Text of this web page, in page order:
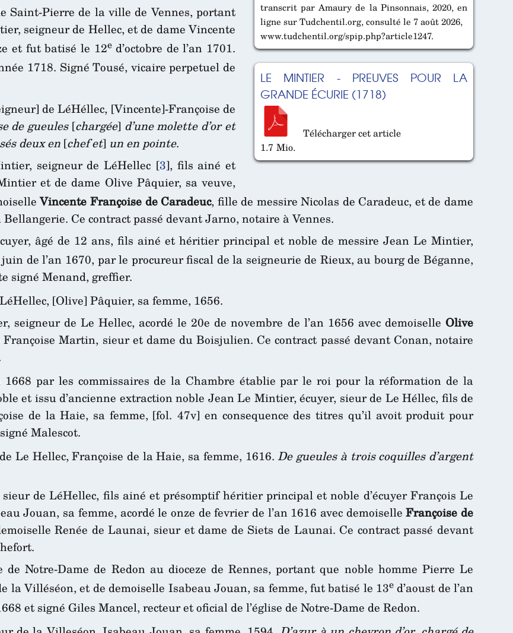
transcrit par Amaury de la Pinsonnais, 2020, en
ligne sur Tudchentil.org, consulté le 7 août 2026,
www.tudchentil.org/spip.php?article1247.
LE MINTIER - PREUVES POUR LA
GRANDE ÉCURIE (1718)
Télécharger cet article
1.7 Mio.
Saint-Pierre de la ville de Vennes, portant
seigneur de Hellec, et de dame Vincente
et fut batisé le 12ed’octobre de l’an 1701.
1718. Signé Tousé, vicaire perpetuel de
de LéHéllec, [Vincente]-Françoise de
de gueules[chargée] d’une molette d’or et
deux en [chef et] un en pointe.
seigneur de LéHellec [3], fils ainé et
et de dame Olive Pâquier, sa veuve,
Vincente Françoise de Caradeuc, fille de messire Nicolas de Caradeuc, et de dame
Ce contract passé devant Jarno, notaire à Vennes.
âgé de 12 ans, fils ainé et héritier principal et noble de messire Jean Le Mintier,
de l’an 1670, par le procureur fiscal de la seigneurie de Rieux, au bourg de Béganne,
signé Menand, greffier.
[Olive] Pâquier, sa femme, 1656.
seigneur de Le Hellec, acordé le 20e de novembre de l’an 1656 avec demoiselleOlive
Martin, sieur et dame du Boisjulien. Ce contract passé devant Conan, notaire
1668 par les commissaires de la Chambre établie par le roi pour la réformation de la
et issu d’ancienne extraction noble Jean Le Mintier, écuyer, sieur de Le Héllec, fils de
de la Haie, sa femme, [fol. 47v] en consequence des titres qu’il avoit produit pour
Malescot.
Le Hellec, Françoise de la Haie, sa femme, 1616.De gueules à trois coquilles d’argent
de LéHellec, fils ainé et présomptif héritier principal et noble d’écuyer François Le
Jouan, sa femme, acordé le onze de fevrier de l’an 1616 avec demoiselleFrançoise de
Renée de Launai, sieur et dame de Siets de Launai. Ce contract passé devant
Notre-Dame de Redon au dioceze de Rennes, portant que noble homme Pierre Le
la Villéséon, et de demoiselle Isabeau Jouan, sa femme, fut batisé le 13ed’aoust de l’an
et signé Giles Mancel, recteur et oficial de l’église de Notre-Dame de Redon.